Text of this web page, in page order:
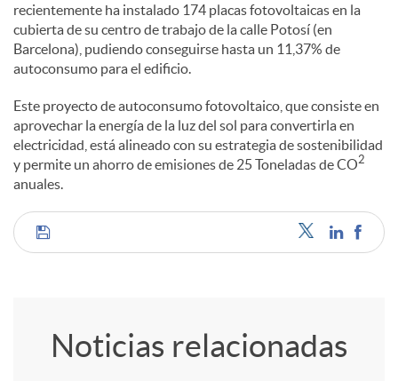
recientemente ha instalado 174 placas fotovoltaicas en la
cubierta de su centro de trabajo de la calle Potosí (en
Barcelona), pudiendo conseguirse hasta un 11,37% de
autoconsumo para el edificio.
Este proyecto de autoconsumo fotovoltaico, que consiste en
aprovechar la energía de la luz del sol para convertirla en
electricidad, está alineado con su estrategia de sostenibilidad
y permite un ahorro de emisiones de 25 Toneladas de CO2
anuales.
C
Noticias relacionadas